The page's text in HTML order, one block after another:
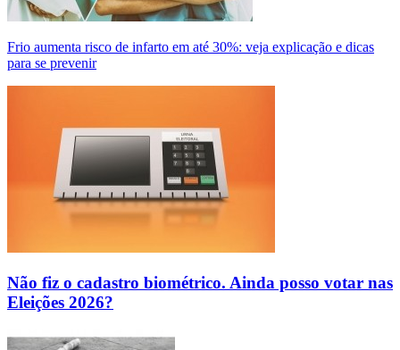
Frio aumenta risco de infarto em até 30%: veja explicação e dicas
para se prevenir
Não fiz o cadastro biométrico. Ainda posso votar nas
Eleições 2026?